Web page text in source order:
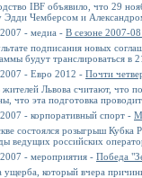
IBF объявило, что 29
Эдди Чемберсом и
- медиа - В сезоне 2007-
подписания новых
будут транслироваться в
- Евро 2012 - Почти
жителей Львова считают, что
что эта подготовка
- корпоративный спорт -
состоялся розыгрыш Кубка
ведущих российских
- мероприятия - Победа
который вчера